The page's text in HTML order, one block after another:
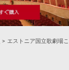
> エストニア国立歌劇場こ